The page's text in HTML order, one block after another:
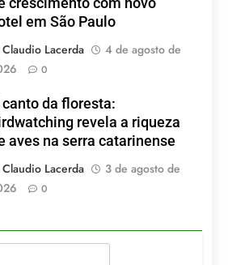
em São Paulo
Claudio Lacerda
4 de agosto de
0
canto da floresta:
revela a riqueza
aves na serra catarinense
Claudio Lacerda
3 de agosto de
0